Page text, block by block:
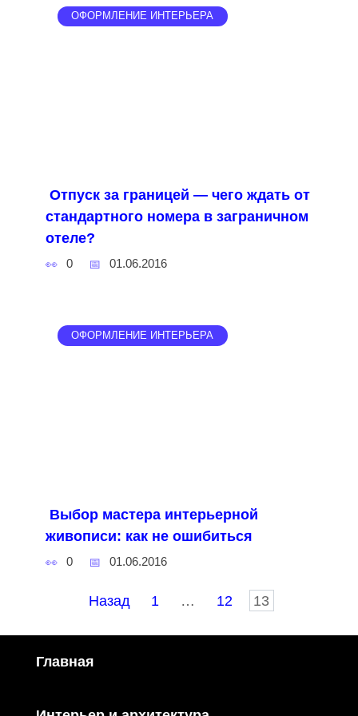
ОФОРМЛЕНИЕ ИНТЕРЬЕРА
Отпуск за границей — чего ждать от
стандартного номера в заграничном
отеле?
0 01.06.2016
ОФОРМЛЕНИЕ ИНТЕРЬЕРА
Выбор мастера интерьерной
живописи: как не ошибиться
0 01.06.2016
Назад 1 … 12 13
Главная